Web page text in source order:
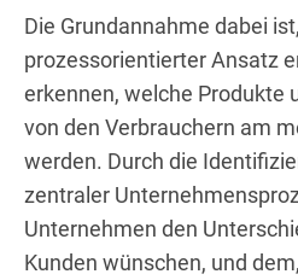
Die Grundannahme dabei
prozessorientierter Ansatz
erkennen, welche Produkte
von den Verbrauchern am
werden. Durch die
zentraler
Unternehmen den
Kunden wünschen, und